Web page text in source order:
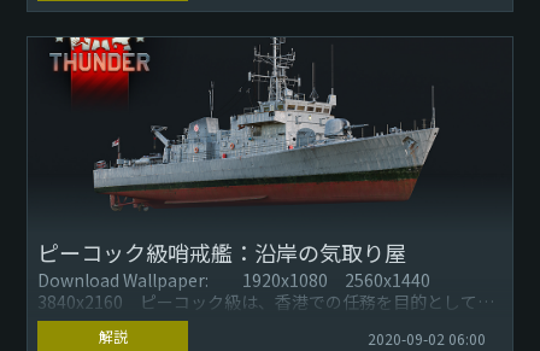
ピーコック級哨戒艦：沿岸の気取り屋
Download Wallpaper: 1920x1080 2560x1440
3840x2160 ピーコック級は、香港での任務を目的として、
1980年代半ばにイギリス海軍のため...
解説 2020-09-02 06:00